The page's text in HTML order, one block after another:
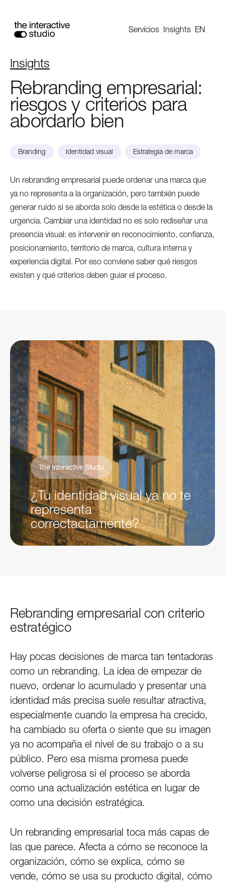
Servicios Insights EN
Insights
Rebranding empresarial:
riesgos y criterios para
abordarlo bien
Branding Identidad visual Estrategia de marca
Un rebranding empresarial puede ordenar una marca que
ya no representa a la organización, pero también puede
generar ruido si se aborda solo desde la estética o desde la
urgencia. Cambiar una identidad no es solo rediseñar una
presencia visual: es intervenir en reconocimiento, confianza,
posicionamiento, territorio de marca, cultura interna y
experiencia digital. Por eso conviene saber qué riesgos
existen y qué criterios deben guiar el proceso.
The Interactive Studio
¿Tu identidad visual ya no te
representa
correctactamente?
Rebranding empresarial con criterio
estratégico
Hay pocas decisiones de marca tan tentadoras
como un rebranding. La idea de empezar de
nuevo, ordenar lo acumulado y presentar una
identidad más precisa suele resultar atractiva,
especialmente cuando la empresa ha crecido,
ha cambiado su oferta o siente que su imagen
ya no acompaña el nivel de su trabajo o a su
público. Pero esa misma promesa puede
volverse peligrosa si el proceso se aborda
como una actualización estética en lugar de
como una decisión estratégica.
Un rebranding empresarial toca más capas de
las que parece. Afecta a cómo se reconoce la
organización, cómo se explica, cómo se
vende, cómo se usa su producto digital, cómo